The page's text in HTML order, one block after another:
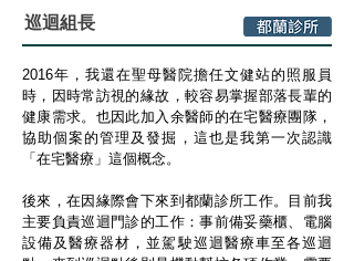
巡迴組長
2016年，我還在聖母醫院擔任文健站的照服員
時，因時常訪視的緣故，較容易掌握部落長輩的
健康需求。也因此加入余醫師的在宅醫療團隊，
協助個案的管理及發掘，這也是我第一次認識
「在宅醫療」這個概念。
後來，在因緣際會下來到都蘭診所工作。目前我
主要負責巡迴門診的工作：事前備妥藥櫃、電腦
設備及醫療器材，並駕駛巡迴醫療車至各巡迴